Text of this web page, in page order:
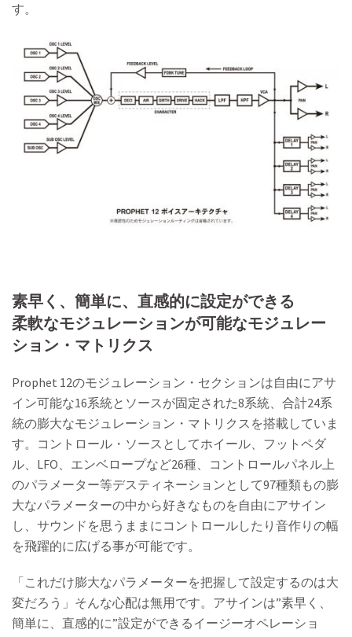
す。
素早く、簡単に、直感的に設定ができる
柔軟なモジュレーションが可能なモジュレー
ション・マトリクス
Prophet 12のモジュレーション・セクションは自由にアサ
イン可能な16系統とソースが固定された8系統、合計24系
統の膨大なモジュレーション・マトリクスを搭載していま
す。コントロール・ソースとしてホイール、フットペダ
ル、LFO、エンベロープなど26種、コントロールパネル上
のパラメーター等デスティネーションとして97種類もの膨
大なパラメーターの中から好きなものを自由にアサイン
し、サウンドを思うままにコントロールしたり音作りの幅
を飛躍的に広げる事が可能です。
「これだけ膨大なパラメーターを把握して設定するのは大
変だろう」そんな心配は無用です。アサインは”素早く、
簡単に、直感的に”設定ができるイージーオペレーショ